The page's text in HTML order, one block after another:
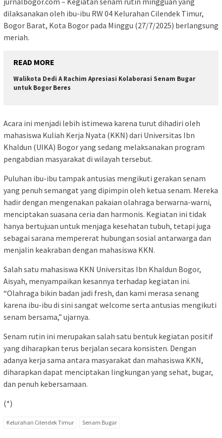
dilaksanakan oleh ibu-ibu RW 04 Kelurahan Cilendek Timur,
Bogor Barat, Kota Bogor pada Minggu (27/7/2025) berlangsung
meriah.
READ MORE
Walikota Dedi A Rachim Apresiasi Kolaborasi Senam Bugar
untuk Bogor Beres
Acara ini menjadi lebih istimewa karena turut dihadiri oleh
mahasiswa Kuliah Kerja Nyata (KKN) dari Universitas Ibn
Khaldun (UIKA) Bogor yang sedang melaksanakan program
pengabdian masyarakat di wilayah tersebut.
Puluhan ibu-ibu tampak antusias mengikuti gerakan senam
yang penuh semangat yang dipimpin oleh ketua senam. Mereka
hadir dengan mengenakan pakaian olahraga berwarna-warni,
menciptakan suasana ceria dan harmonis. Kegiatan ini tidak
hanya bertujuan untuk menjaga kesehatan tubuh, tetapi juga
sebagai sarana mempererat hubungan sosial antarwarga dan
menjalin keakraban dengan mahasiswa KKN.
Salah satu mahasiswa KKN Universitas Ibn Khaldun Bogor,
Aisyah, menyampaikan kesannya terhadap kegiatan ini.
“Olahraga bikin badan jadi fresh, dan kami merasa senang
karena ibu-ibu di sini sangat welcome serta antusias mengikuti
senam bersama,” ujarnya.
Senam rutin ini merupakan salah satu bentuk kegiatan positif
yang diharapkan terus berjalan secara konsisten. Dengan
adanya kerja sama antara masyarakat dan mahasiswa KKN,
diharapkan dapat menciptakan lingkungan yang sehat, bugar,
dan penuh kebersamaan.
(*)
Kelurahan Cilendek Timur Senam Bugar